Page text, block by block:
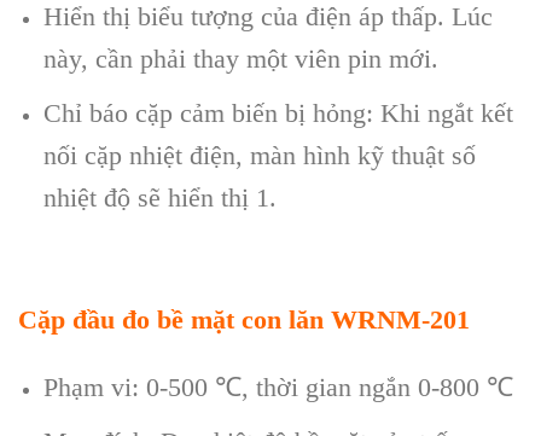
Hiển thị biểu tượng của điện áp thấp. Lúc
này, cần phải thay một viên pin mới.
Chỉ báo cặp cảm biến bị hỏng: Khi ngắt kết
nối cặp nhiệt điện, màn hình kỹ thuật số
nhiệt độ sẽ hiển thị 1.
Cặp đầu đo bề mặt con lăn WRNM-201
Phạm vi: 0-500 ℃, thời gian ngắn 0-800 ℃